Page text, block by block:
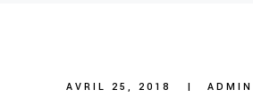
AVRIL 25, 2018 ADMIN